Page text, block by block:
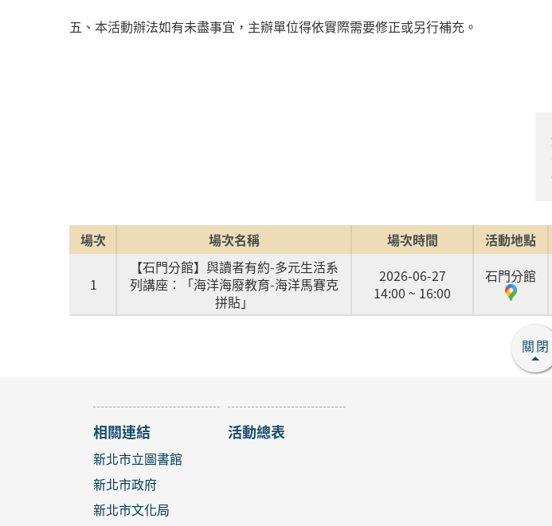
五、本活動辦法如有未盡事宜，主辦單位得依實際需要修正或另行補充。
場次 場次名稱 場次時間 活動地點
1
【石門分館】與讀者有約-多元生活系
列講座：「海洋海廢教育-海洋馬賽克
拼貼」
2026-06-27
14:00 ~ 16:00
石門分館
關閉
相關連結
新北市立圖書館
新北市政府
新北市文化局
活動總表